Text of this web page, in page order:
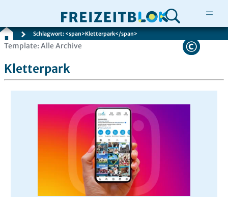
Zum
springen
Schlagwort: <span>Kletterpark</span>
Template: Alle Archive
Kletterpark